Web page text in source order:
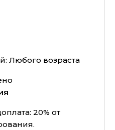
Любого возраста
20% от